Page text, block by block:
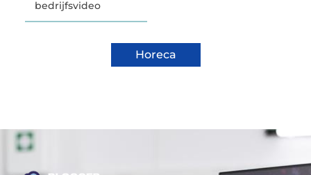
bedrijfsvideo
Horeca